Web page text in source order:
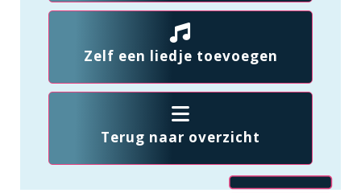
Zelf een liedje toevoegen
Terug naar overzicht